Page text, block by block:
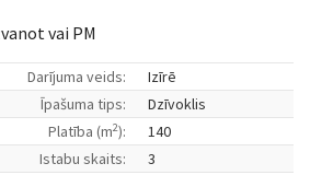
vai PM
Darījuma veids:
Izīrē
Īpašuma tips:
Dzīvoklis
Platība (m2):
140
Istabu skaits:
3